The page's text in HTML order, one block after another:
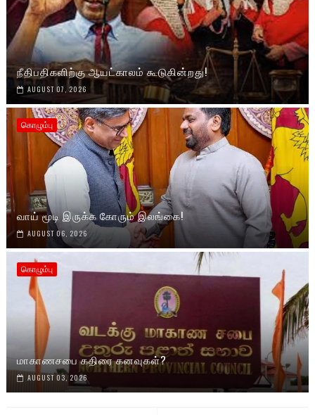
நீதிபதிகளிற்கு ஆயட்காலம் கூடுகின்றது!
AUGUST 07, 2026
கொழும்பு
வாய் மூடி இருக்க கோரும் இலங்கை!
AUGUST 06, 2026
கொழும்பு
மாகாணசபை கதிரை கனவுகள்?
AUGUST 03, 2026